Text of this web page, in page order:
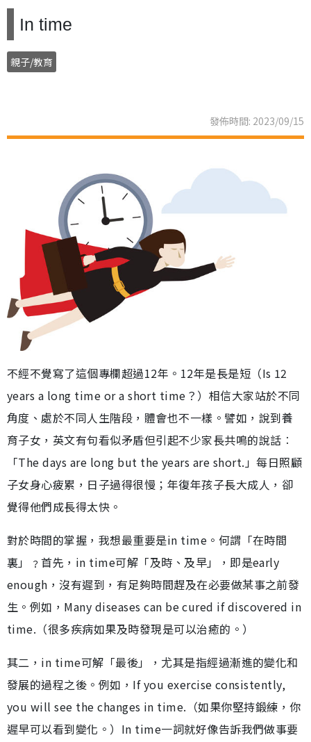
In time
親子/教育
發佈時間: 2023/09/15
不經不覺寫了這個專欄超過12年。12年是長是短（Is 12
years a long time or a short time？）相信大家站於不同
角度、處於不同人生階段，體會也不一樣。譬如，說到養
育子女，英文有句看似矛盾但引起不少家長共鳴的說話︰
「The days are long but the years are short.」每日照顧
子女身心疲累，日子過得很慢；年復年孩子長大成人，卻
覺得他們成長得太快。
對於時間的掌握，我想最重要是in time。何謂「在時間
裏」﹖首先，in time可解「及時、及早」，即是early
enough，沒有遲到，有足夠時間趕及在必要做某事之前發
生。例如，Many diseases can be cured if discovered in
time.（很多疾病如果及時發現是可以治癒的。）
其二，in time可解「最後」，尤其是指經過漸進的變化和
發展的過程之後。例如，If you exercise consistently,
you will see the changes in time.（如果你堅持鍛練，你
遲早可以看到變化。）In time一詞就好像告訴我們做事要